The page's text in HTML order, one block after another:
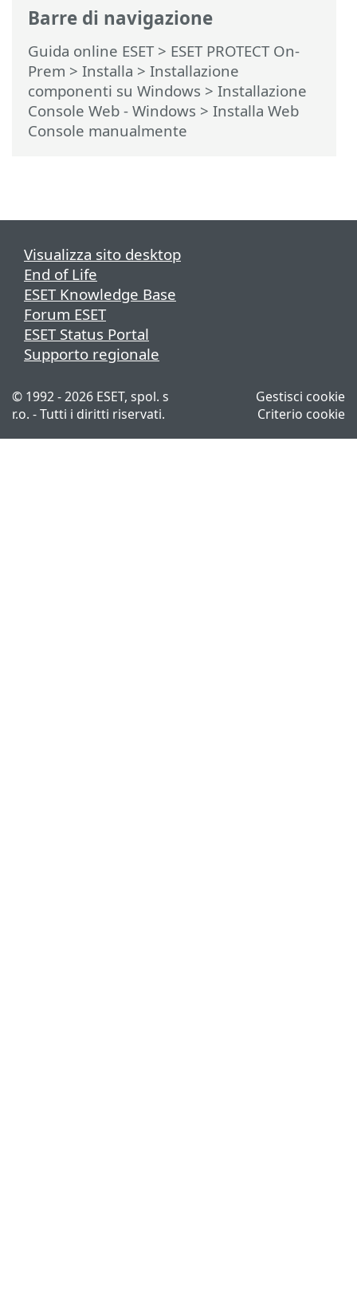
Barre di navigazione
Guida online ESET> ESET PROTECT On-
Prem > Installa > Installazione
componenti su Windows > Installazione
Console Web - Windows > Installa Web
Console manualmente
Visualizza sito desktop
End of Life
ESET Knowledge Base
Forum ESET
ESET Status Portal
Supporto regionale
© 1992 - 2026 ESET, spol. s
r.o. - Tutti i diritti riservati.
Gestisci cookie
Criterio cookie